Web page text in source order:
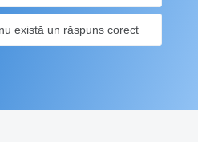
nu există un răspuns corect